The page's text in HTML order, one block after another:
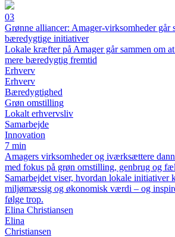
03
Grønne alliancer: Amager-virksomheder går
bæredygtige initiativer
Lokale kræfter på Amager går sammen om
mere bæredygtig fremtid
Erhverv
Erhverv
Bæredygtighed
Grøn omstilling
Lokalt erhvervsliv
Samarbejde
Innovation
7 min
Amagers virksomheder og iværksættere
med fokus på grøn omstilling, genbrug og
Samarbejdet viser, hvordan lokale initiativer
miljømæssig og økonomisk værdi – og
følge trop.
Elina Christiansen
Elina
Christiansen